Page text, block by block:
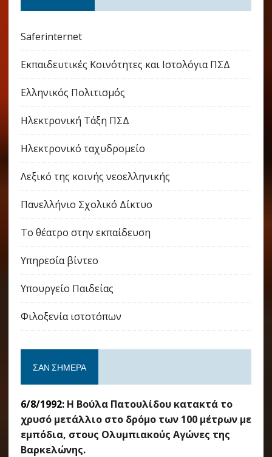
Saferinternet
Εκπαιδευτικές Κοινότητες και Ιστολόγια ΠΣΔ
Ελληνικός Πολιτισμός
Ηλεκτρονική Τάξη ΠΣΔ
Ηλεκτρονικό ταχυδρομείο
Λεξικό της κοινής νεοελληνικής
Πανελλήνιο Σχολικό Δίκτυο
Το θέατρο στην εκπαίδευση
Υπηρεσία βίντεο
Υπουργείο Παιδείας
Φιλοξενία ιστοτόπων
ΣΑΝ ΣΉΜΕΡΑ
6/8/1992: Η Βούλα Πατουλίδου κατακτά το
χρυσό μετάλλιο στο δρόμο των 100 μέτρων με
εμπόδια, στους Ολυμπιακούς Αγώνες της
Βαρκελώνης.